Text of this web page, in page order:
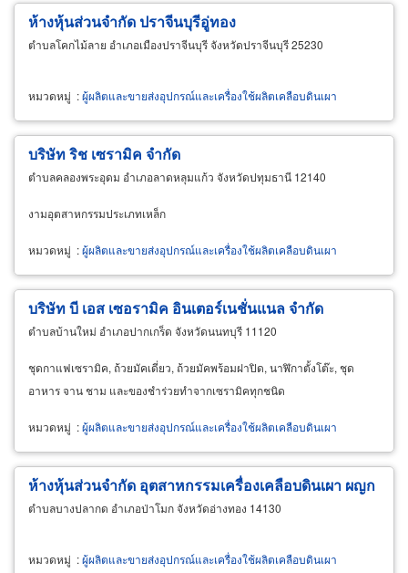
ห้างหุ้นส่วนจำกัด ปราจีนบุรีอู่ทอง
ตำบลโคกไม้ลาย อำเภอเมืองปราจีนบุรี จังหวัดปราจีนบุรี 25230
หมวดหมู่ :ผู้ผลิตและขายส่งอุปกรณ์และเครื่องใช้ผลิตเคลือบดินเผา
บริษัท ริช เซรามิค จำกัด
ตำบลคลองพระอุดม อำเภอลาดหลุมแก้ว จังหวัดปทุมธานี 12140
งามอุตสาหกรรมประเภทเหล็ก
หมวดหมู่ :ผู้ผลิตและขายส่งอุปกรณ์และเครื่องใช้ผลิตเคลือบดินเผา
บริษัท บี เอส เซอรามิค อินเตอร์เนชั่นแนล จำกัด
ตำบลบ้านใหม่ อำเภอปากเกร็ด จังหวัดนนทบุรี 11120
ชุดกาแฟเซรามิค, ถ้วยมัคเดี่ยว, ถ้วยมัคพร้อมฝาปิด, นาฬิกาตั้งโต๊ะ, ชุด
อาหาร จาน ชาม และของชำร่วยทำจากเซรามิคทุกชนิด
หมวดหมู่ :ผู้ผลิตและขายส่งอุปกรณ์และเครื่องใช้ผลิตเคลือบดินเผา
ห้างหุ้นส่วนจำกัด อุตสาหกรรมเครื่องเคลือบดินเผา ผญก
ตำบลบางปลากด อำเภอป่าโมก จังหวัดอ่างทอง 14130
หมวดหมู่ :ผู้ผลิตและขายส่งอุปกรณ์และเครื่องใช้ผลิตเคลือบดินเผา